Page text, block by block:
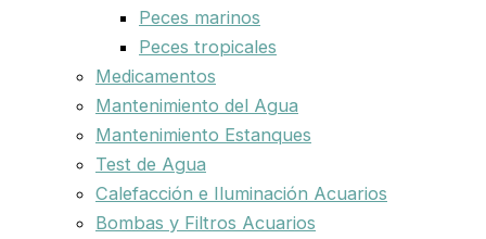
Peces marinos
Peces tropicales
Medicamentos
Mantenimiento del Agua
Mantenimiento Estanques
Test de Agua
Calefacción e Iluminación Acuarios
Bombas y Filtros Acuarios